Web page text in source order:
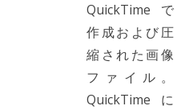
QuickTimeで
作成および圧
縮された画像
ファイル。
QuickTimeに